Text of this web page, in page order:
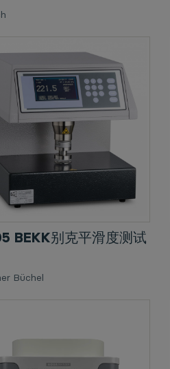
BEKK别克平滑度测试
Büchel